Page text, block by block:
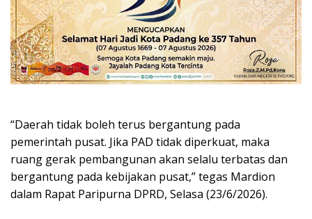
“Daerah tidak boleh terus bergantung pada
pemerintah pusat. Jika PAD tidak diperkuat, maka
ruang gerak pembangunan akan selalu terbatas dan
bergantung pada kebijakan pusat,” tegas Mardion
dalam Rapat Paripurna DPRD, Selasa (23/6/2026).